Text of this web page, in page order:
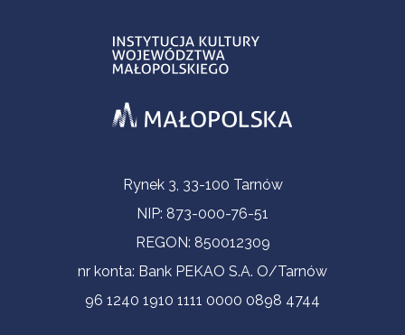
Informacje kontaktoweRynek 3, 33-100 Tarnów
NIP: 873-000-76-51
REGON: 850012309
nr konta: Bank PEKAO S.A. O/Tarnów
96 1240 1910 1111 0000 0898 4744